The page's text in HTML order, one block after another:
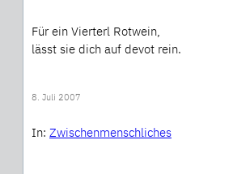
Für ein Vierterl Rotwein,
lässt sie dich auf devot rein.
8. Juli 2007
In: Zwischenmenschliches